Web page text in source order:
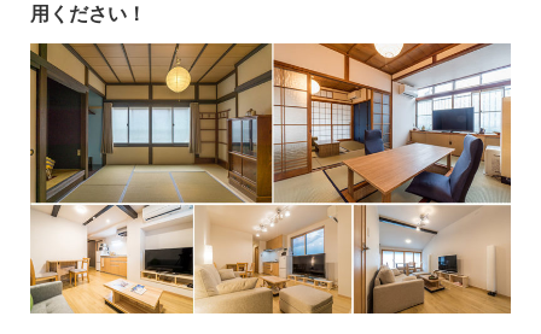
用ください！